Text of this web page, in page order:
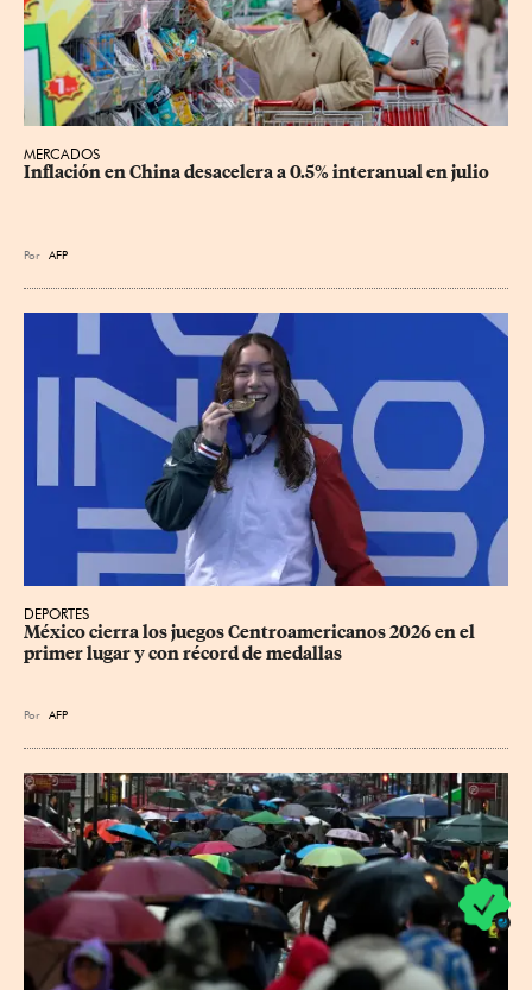
MERCADOS
Inflación en China desacelera a 0.5% interanual en julio
Por AFP
DEPORTES
México cierra los juegos Centroamericanos 2026 en el
primer lugar y con récord de medallas
Por AFP